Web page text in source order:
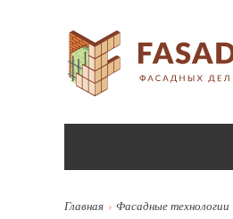
Главная Фасадные технологии